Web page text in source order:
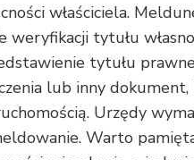
właściciela.
weryfikacji tytułu
tytułu
lub inny
Urzędy
Warto